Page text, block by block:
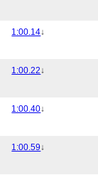
1:00.14↓
1:00.22↓
1:00.40↓
1:00.59↓